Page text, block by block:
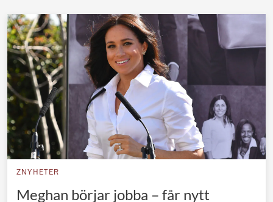
Nederländska kungahuset
Belgiska kungahuset
Jordanska kungahuset
Luxemburgska storhertighuset
Japanska kejsarhuset
Thailändska kungahuset
Marockanska kungahuset
ZNYHETER
Meghan börjar jobba – får nytt